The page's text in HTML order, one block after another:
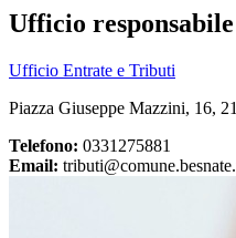
Ufficio responsabile
Ufficio Entrate e Tributi
Piazza Giuseppe Mazzini, 16,
Telefono: 0331275881
Email: